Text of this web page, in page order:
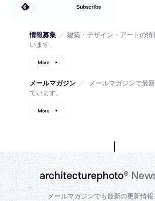
Subscribe
情報募集 ／ 建築・デザイン・アートの
います。
More
メールマガジン ／
メールマガジンで最
ています。
More
architecturephoto®
メールマガジンでも最新の更新情報